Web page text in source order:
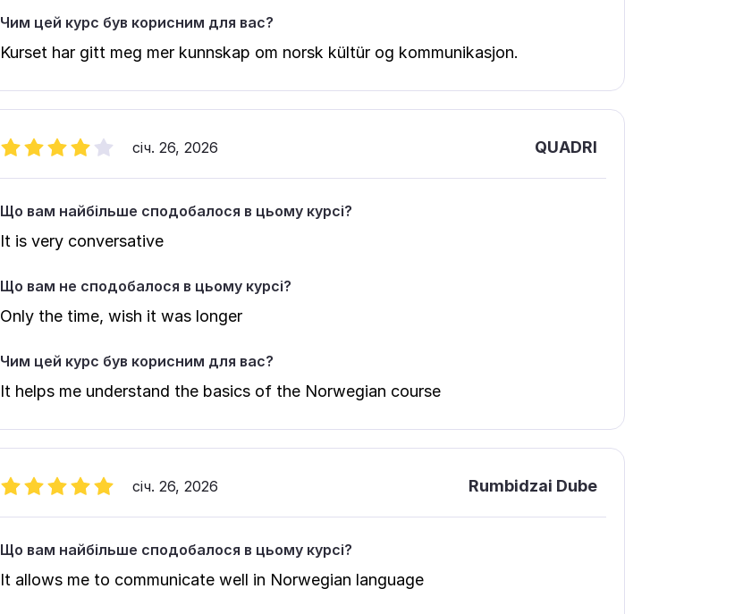
Чим цей курс був корисним для вас?
Kurset har gitt meg mer kunnskap om norsk kültür og kommunikasjon.
січ. 26, 2026 QUADRI
Що вам найбільше сподобалося в цьому курсі?
It is very conversative
Що вам не сподобалося в цьому курсі?
Only the time, wish it was longer
Чим цей курс був корисним для вас?
It helps me understand the basics of the Norwegian course
січ. 26, 2026 Rumbidzai Dube
Що вам найбільше сподобалося в цьому курсі?
It allows me to communicate well in Norwegian language